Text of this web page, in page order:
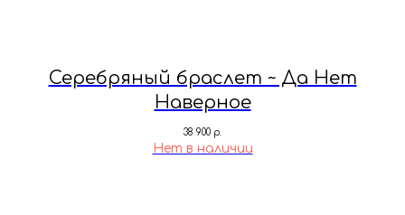
Серебряный браслет ~ Да Нет
Наверное
38 900 р.
Нет в наличии